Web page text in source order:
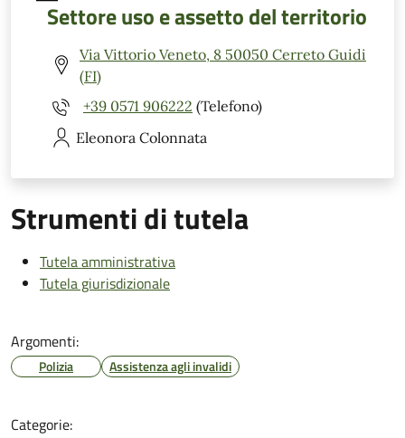
Settore uso e assetto del territorio
Via Vittorio Veneto, 8 50050 Cerreto Guidi
(FI)
+39 0571 906222 (Telefono)
Eleonora Colonnata
Strumenti di tutela
Tutela amministrativa
Tutela giurisdizionale
Argomenti:
Polizia Assistenza agli invalidi
Categorie: